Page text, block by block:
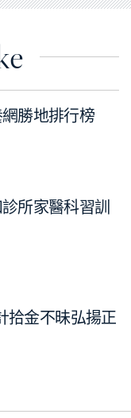
勝地排行榜
所家醫科習訓
拾金不昧弘揚正